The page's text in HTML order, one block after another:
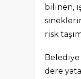
bilinen,
risk
Belediye
dere